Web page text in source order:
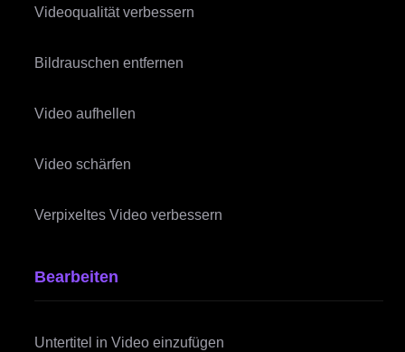
Videoqualität verbessern
Bildrauschen entfernen
Video aufhellen
Video schärfen
Verpixeltes Video verbessern
Bearbeiten
Untertitel in Video einzufügen